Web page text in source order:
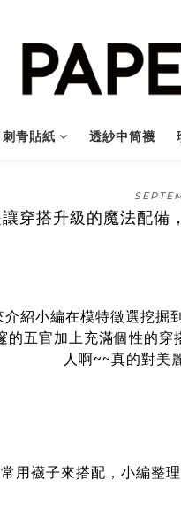
刺青貼紙 透紗中筒襪
穿搭升級的魔法配備
介紹小編在模特徵選挖掘
人啊~~真的對美
用襪子來搭配，小編整